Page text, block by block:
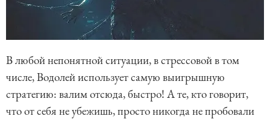
В любой непонятной ситуации, в стрессовой в том
числе, Водолей использует самую выигрышную
стратегию: валим отсюда, быстро! А те, кто говорит,
что от себя не убежишь, просто никогда не пробовали